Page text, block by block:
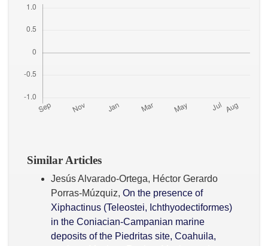
Similar Articles
Jesús Alvarado-Ortega, Héctor Gerardo
Porras-Múzquiz, On the presence of
Xiphactinus (Teleostei, Ichthyodectiformes)
in the Coniacian-Campanian marine
deposits of the Piedritas site, Coahuila,